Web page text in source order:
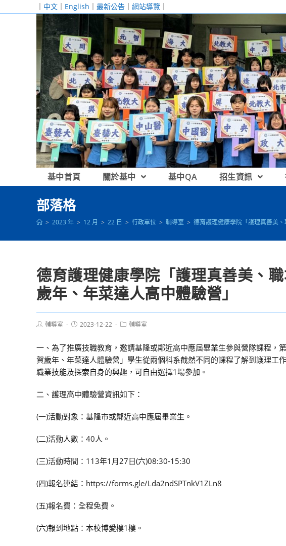
｜ 中文 ｜ English ｜ 最新公告 ｜ 網站導覽 ｜
基中首頁 關於基中 基中QA 招生資訊
部落格
> 2023 年 > 12 月 > 22 日 > 行政單位 > 輔導室 > 德育護理健康學院「護理真善美
德育護理健康學院「護理真善美、
歲年、年菜達人高中體驗營」
Post輔導室
Post2023-12-22
Post輔導室
一、為了推廣技職教育，邀請基隆或鄰近高中應屆畢業生參與營隊課程，
賀歲年、年菜達人體驗營」學生從兩個科系截然不同的課程了解到護理工
職業技能及探索自身的興趣，可自由選擇1場參加。
二、護理高中體驗營資訊如下：
(一)活動對象：基隆市或鄰近高中應屆畢業生。
(二)活動人數：40人。
(三)活動時間：113年1月27日(六)08:30-15:30
(四)報名連結：https://forms.gle/Lda2ndSPTnkV1ZLn8
(五)報名費：全程免費。
(六)報到地點：本校博愛樓1樓。